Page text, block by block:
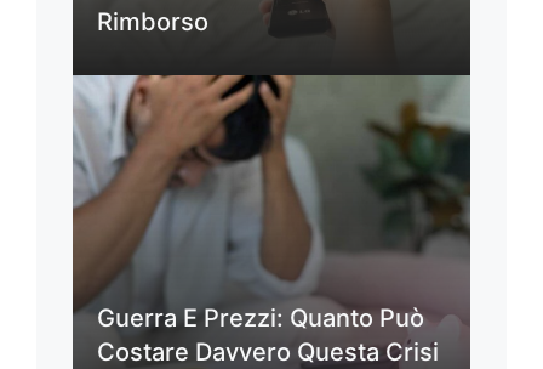
Rimborso
Guerra E Prezzi: Quanto Può
Costare Davvero Questa Crisi